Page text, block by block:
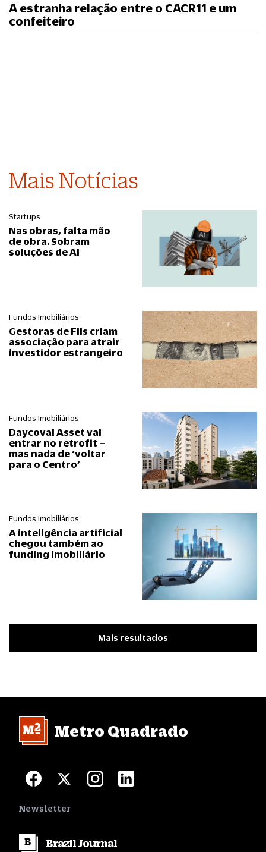
A estranha relação entre o CACR11 e um
confeiteiro
Mais Notícias
Startups
Nas obras, falta mão
de obra. Sobram
soluções de AI
Fundos Imobiliários
Gestoras de FIIs criam
associação para atrair
investidor estrangeiro
Fundos Imobiliários
Daycoval Asset vai
entrar no retrofit –
mas nada de ‘voltar
para o Centro’
Fundos Imobiliários
A inteligência artificial
chegou também ao
funding imobiliário
Mais resultados
Metro Quadrado
Newsletter
BrazilJournal